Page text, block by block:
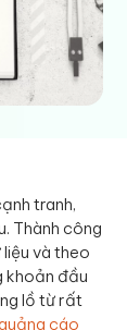
tranh,
Thành công
và theo
khoản đầu
lồ từ rất
cáo